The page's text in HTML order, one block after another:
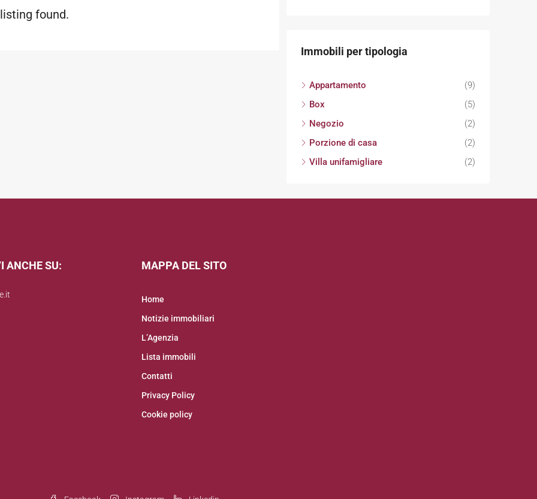
found.
Immobili per tipologia
Appartamento
(9)
Box
(5)
Negozio
(2)
Porzione di casa
(2)
Villa unifamigliare
(2)
ANCHE SU: MAPPA DEL SITO
Home
Notizie immobiliari
L’Agenzia
Lista immobili
Contatti
Privacy Policy
Cookie policy